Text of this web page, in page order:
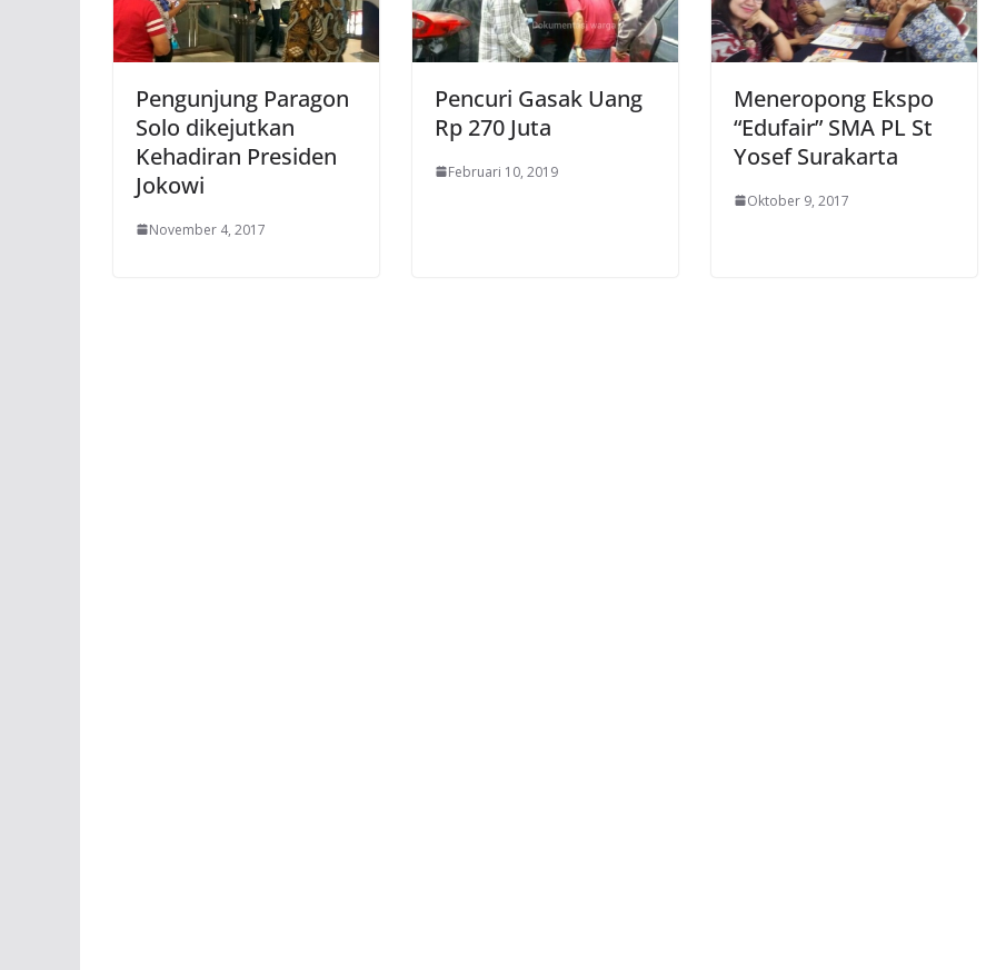
Pengunjung Paragon
Solo dikejutkan
Kehadiran Presiden
Jokowi
November 4, 2017
Pencuri Gasak Uang
Rp 270 Juta
Februari 10, 2019
Meneropong Ekspo
“Edufair” SMA PL St
Yosef Surakarta
Oktober 9, 2017